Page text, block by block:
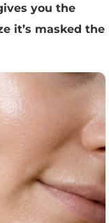
you the
it’s masked the